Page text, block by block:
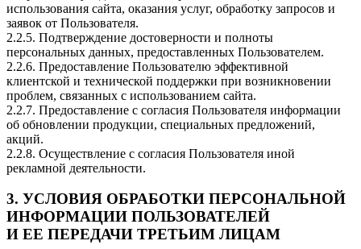
использования сайта, оказания услуг, обработку запросов и
заявок от Пользователя.
2.2.5. Подтверждение достоверности и полноты
персональных данных, предоставленных Пользователем.
2.2.6. Предоставление Пользователю эффективной
клиентской и технической поддержки при возникновении
проблем, связанных с использованием сайта.
2.2.7. Предоставление с согласия Пользователя информации
об обновлении продукции, специальных предложений,
акций.
2.2.8. Осуществление с согласия Пользователя иной
рекламной деятельности.
3. УСЛОВИЯ ОБРАБОТКИ ПЕРСОНАЛЬНОЙ
ИНФОРМАЦИИ ПОЛЬЗОВАТЕЛЕЙ
И ЕЕ ПЕРЕДАЧИ ТРЕТЬИМ ЛИЦАМ